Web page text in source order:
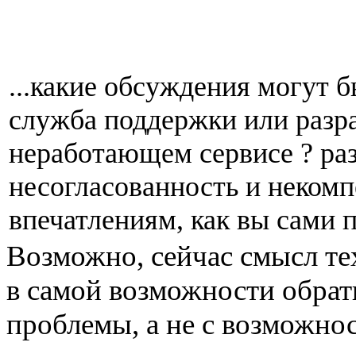
...какие обсуждения могут
служба поддержки или
неработающем сервисе ?
несогласованность и
впечатлениям, как вы сами
Возможно, сейчас смысл
в самой возможности
проблемы, а не с